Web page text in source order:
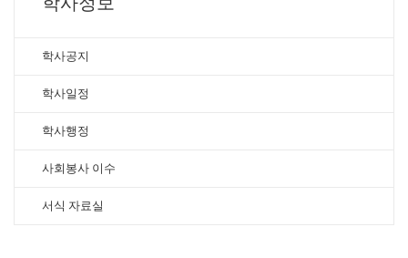
학사공지
학사일정
학사행정
사회봉사 이수
서식 자료실